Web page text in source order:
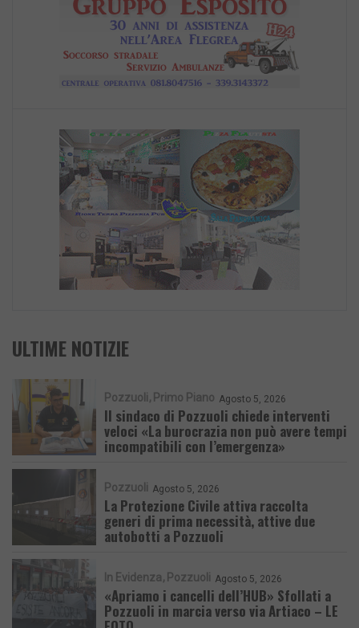
ULTIME NOTIZIE
Pozzuoli Primo Piano Agosto 5, 2026
Il sindaco di Pozzuoli chiede interventi
veloci «La burocrazia non può avere tempi
incompatibili con l’emergenza»
Pozzuoli Agosto 5, 2026
La Protezione Civile attiva raccolta
generi di prima necessità, attive due
autobotti a Pozzuoli
In Evidenza Pozzuoli Agosto 5, 2026
«Apriamo i cancelli dell’HUB» Sfollati a
Pozzuoli in marcia verso via Artiaco – LE